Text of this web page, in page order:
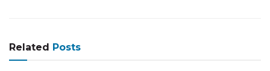
Related Posts